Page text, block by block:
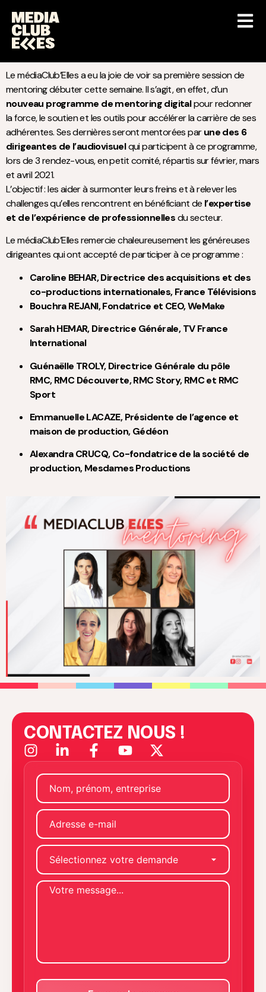
Le médiaClub’Elles a eu la joie de voir sa première session de
mentoring débuter cette semaine. Il s’agit, en effet, d’un
nouveau programme de mentoring digitalpour redonner
la force, le soutien et les outils pour accélérer la carrière de ses
adhérentes. Ses dernières seront mentorées parune des 6
dirigeantes de l’audiovisuelqui participent à ce programme,
lors de 3 rendez-vous, en petit comité, répartis sur février, mars
et avril 2021.
L’objectif : les aider à surmonter leurs freins et à relever les
challenges qu’elles rencontrent en bénéficiant de l’expertise
et de l’expérience de professionnellesdu secteur.
Le médiaClub’Elles remercie chaleureusement les généreuses
dirigeantes qui ont accepté de participer à ce programme :
Caroline BEHAR, Directrice des acquisitions et des
co-productions internationales, France Télévisions
Bouchra REJANI, Fondatrice et CEO, WeMake
Sarah HEMAR, Directrice Générale, TV France
International
Guénaëlle TROLY, Directrice Générale du pôle
RMC, RMC Découverte, RMC Story, RMC et RMC
Sport
Emmanuelle LACAZE, Présidente de l’agence et
maison de production, Gédéon
Alexandra CRUCQ, Co-fondatrice de la société de
production, Mesdames Productions
CONTACTEZ NOUS !